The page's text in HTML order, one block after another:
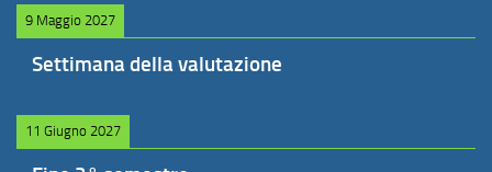
9 Maggio 2027
Settimana della valutazione
11 Giugno 2027